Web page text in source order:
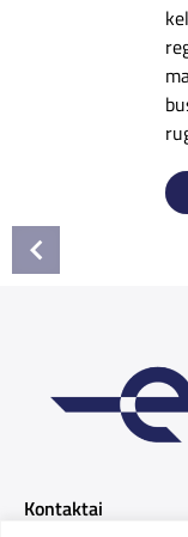
Kontaktai